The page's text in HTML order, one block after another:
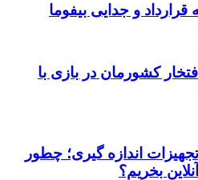
و جدایی بیفوما
کشورمان در بازی با
اندازه گیری؛ چطور
بخریم؟